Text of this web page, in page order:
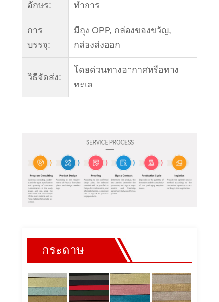
อักษร:
ทำการ
การ
บรรจุ:
มีถุง OPP, กล่องของขวัญ,
กล่องส่งออก
วิธีจัดส่ง:
โดยด่วนทางอากาศหรือทาง
ทะเล
กระดาษ